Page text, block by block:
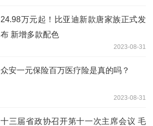
24.98万元起！比亚迪新款唐家族正式发
布 新增多款配色
2023-08-31
众安一元保险百万医疗险是真的吗？
2023-08-31
十三届省政协召开第十一次主席会议 毛